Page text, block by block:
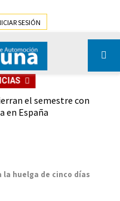
SESIÓN
el semestre con
en España
la huelga de cinco días